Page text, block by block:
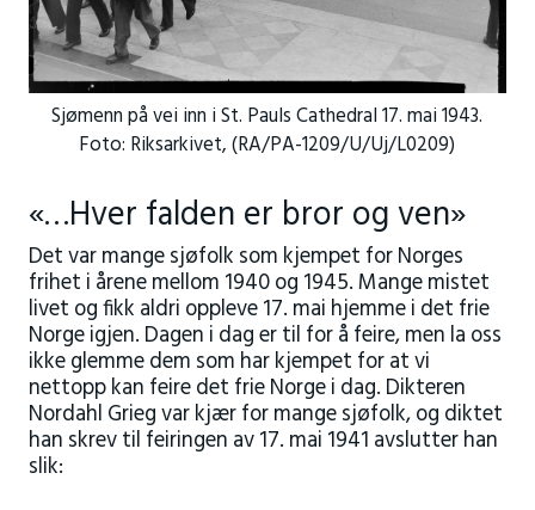
Sjømenn på vei inn i St. Pauls Cathedral 17. mai 1943.
Foto: Riksarkivet, (RA/PA-1209/U/Uj/L0209)
«…Hver falden er bror og ven»
Det var mange sjøfolk som kjempet for Norges
frihet i årene mellom 1940 og 1945. Mange mistet
livet og fikk aldri oppleve 17. mai hjemme i det frie
Norge igjen. Dagen i dag er til for å feire, men la oss
ikke glemme dem som har kjempet for at vi
nettopp kan feire det frie Norge i dag. Dikteren
Nordahl Grieg var kjær for mange sjøfolk, og diktet
han skrev til feiringen av 17. mai 1941 avslutter han
slik: